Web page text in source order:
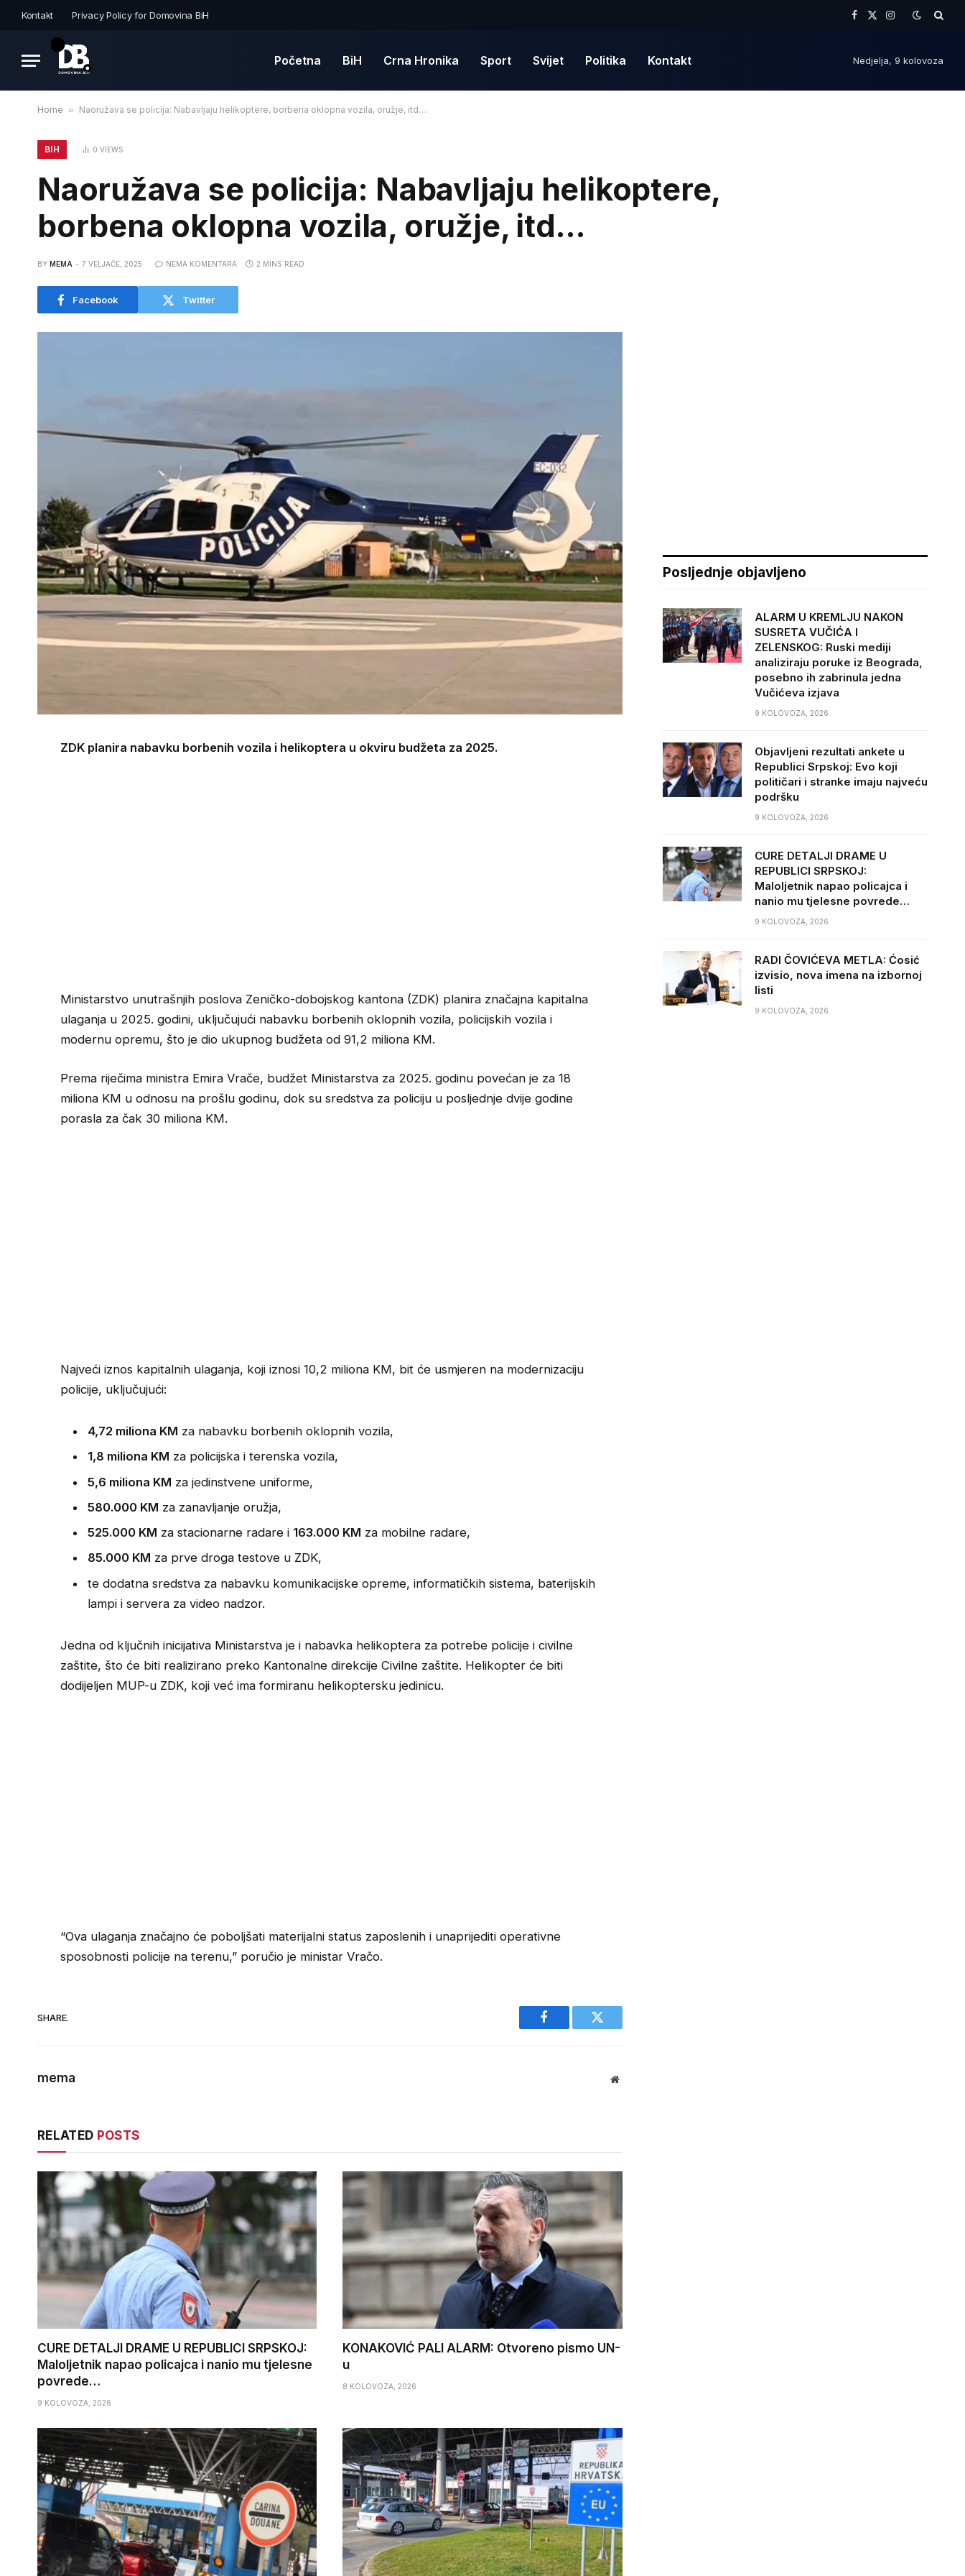
Kontakt Privacy Policy for Domovina BiH
Facebook
X
Instagram
Početna BiH Crna Hronika Sport Svijet Politika Kontakt Nedjelja, 9 kolovoza
Home » Naoružava se policija: Nabavljaju helikoptere, borbena oklopna vozila, oružje, itd…
BIH 0VIEWS
Naoružava se policija: Nabavljaju helikoptere,
borbena oklopna vozila, oružje, itd…
BY MEMA 7 VELJAČE, 2025 NEMA KOMENTARA 2 MINS READ
Facebook Twitter
ZDK planira nabavku borbenih vozila i helikoptera u okviru budžeta za 2025.
Ministarstvo unutrašnjih poslova Zeničko-dobojskog kantona (ZDK) planira značajna kapitalna
ulaganja u 2025. godini, uključujući nabavku borbenih oklopnih vozila, policijskih vozila i
modernu opremu, što je dio ukupnog budžeta od 91,2 miliona KM.
Prema riječima ministra Emira Vrače, budžet Ministarstva za 2025. godinu povećan je za 18
miliona KM u odnosu na prošlu godinu, dok su sredstva za policiju u posljednje dvije godine
porasla za čak 30 miliona KM.
Najveći iznos kapitalnih ulaganja, koji iznosi 10,2 miliona KM, bit će usmjeren na modernizaciju
policije, uključujući:
4,72 miliona KM za nabavku borbenih oklopnih vozila,
1,8 miliona KM za policijska i terenska vozila,
5,6 miliona KM za jedinstvene uniforme,
580.000 KM za zanavljanje oružja,
525.000 KM za stacionarne radare i 163.000 KM za mobilne radare,
85.000 KM za prve droga testove u ZDK,
te dodatna sredstva za nabavku komunikacijske opreme, informatičkih sistema, baterijskih
lampi i servera za video nadzor.
Jedna od ključnih inicijativa Ministarstva je i nabavka helikoptera za potrebe policije i civilne
zaštite, što će biti realizirano preko Kantonalne direkcije Civilne zaštite. Helikopter će biti
dodijeljen MUP-u ZDK, koji već ima formiranu helikoptersku jedinicu.
“Ova ulaganja značajno će poboljšati materijalni status zaposlenih i unaprijediti operativne
sposobnosti policije na terenu,” poručio je ministar Vračo.
SHARE.
Facebook Twitter
mema Website
RELATED POSTS
CURE DETALJI DRAME U REPUBLICI SRPSKOJ:
Maloljetnik napao policajca i nanio mu tjelesne
povrede…
9 KOLOVOZA, 2026
KONAKOVIĆ PALI ALARM: Otvoreno pismo UN-
u
8 KOLOVOZA, 2026
Posljednje objavljeno
ALARM U KREMLJU NAKON
SUSRETA VUČIĆA I
ZELENSKOG: Ruski mediji
analiziraju poruke iz Beograda,
posebno ih zabrinula jedna
Vučićeva izjava
9 KOLOVOZA, 2026
Objavljeni rezultati ankete u
Republici Srpskoj: Evo koji
političari i stranke imaju najveću
podršku
9 KOLOVOZA, 2026
CURE DETALJI DRAME U
REPUBLICI SRPSKOJ:
Maloljetnik napao policajca i
nanio mu tjelesne povrede…
9 KOLOVOZA, 2026
RADI ČOVIĆEVA METLA: Ćosić
izvisio, nova imena na izbornoj
listi
9 KOLOVOZA, 2026